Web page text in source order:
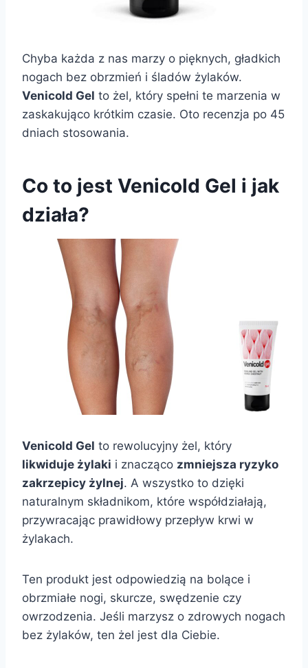
Chyba każda z nas marzy o pięknych, gładkich
nogach bez obrzmień i śladów żylaków.
Venicold Gel to żel, który spełni te marzenia w
zaskakująco krótkim czasie. Oto recenzja po 45
dniach stosowania.
Co to jest Venicold Gel i jak
działa?
Venicold Gel to rewolucyjny żel, który
likwiduje żylaki i znacząco zmniejsza ryzyko
zakrzepicy żylnej. A wszystko to dzięki
naturalnym składnikom, które współdziałają,
przywracając prawidłowy przepływ krwi w
żylakach.
Ten produkt jest odpowiedzią na bolące i
obrzmiałe nogi, skurcze, swędzenie czy
owrzodzenia. Jeśli marzysz o zdrowych nogach
bez żylaków, ten żel jest dla Ciebie.